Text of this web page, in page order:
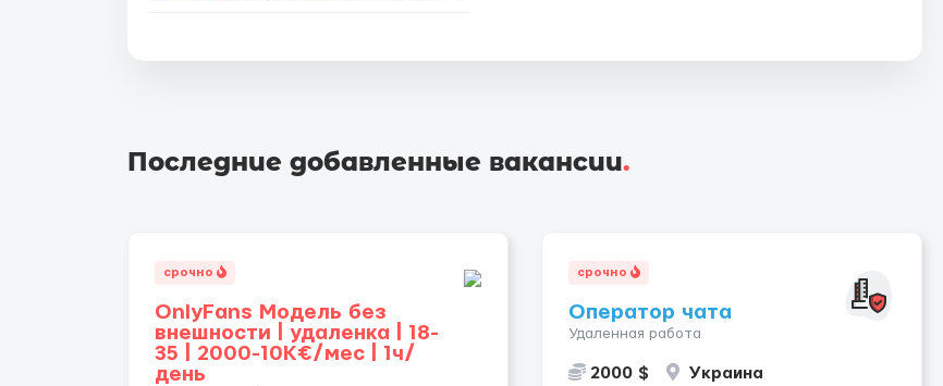
Последние добавленные вакансии.
срочно
OnlyFans Модель без
внешности | удаленка | 18-
35 | 2000-10K€/мес | 1ч/
день
срочно
Оператор чата
Удаленная работа
2000 $ Украина